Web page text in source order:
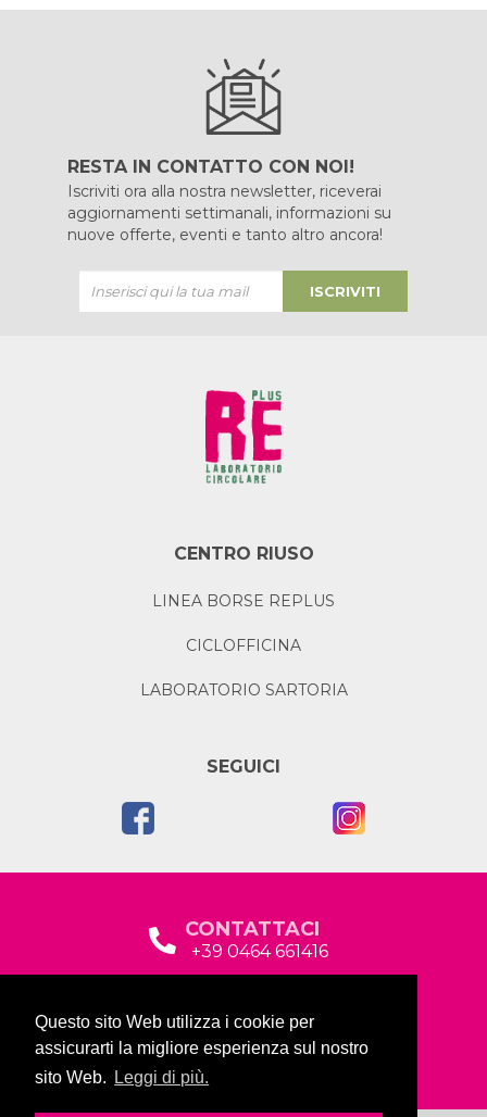
Questo sito Web utilizza i cookie per
assicurarti la migliore esperienza sul nostro
sito Web.
Leggi di più.
RESTA IN CONTATTO CON NOI!
Iscriviti ora alla nostra newsletter, riceverai
aggiornamenti settimanali, informazioni su
nuove offerte, eventi e tanto altro ancora!
ISCRIVITI
CENTRO RIUSO
LINEA BORSE REPLUS
CICLOFFICINA
LABORATORIO SARTORIA
SEGUICI
CONTATTACI
+39 0464 661416
Via Baltera, 19
38066 Riva del Garda (TN)